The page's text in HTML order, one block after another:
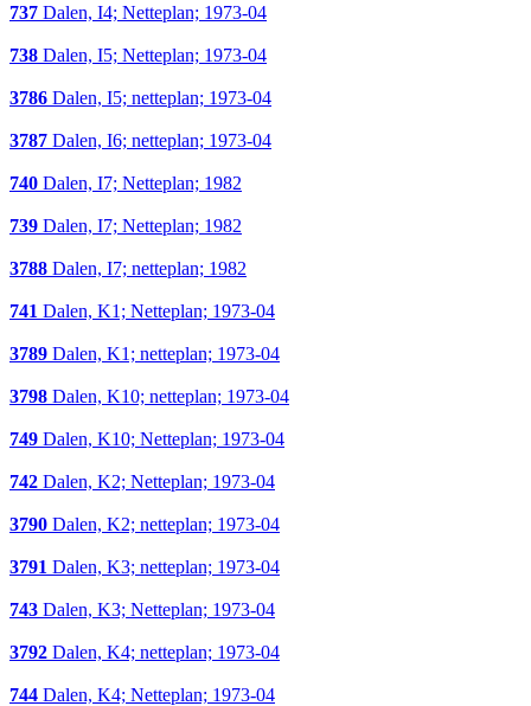
737 Dalen, I4; Netteplan; 1973-04
738 Dalen, I5; Netteplan; 1973-04
3786 Dalen, I5; netteplan; 1973-04
3787 Dalen, I6; netteplan; 1973-04
740 Dalen, I7; Netteplan; 1982
739 Dalen, I7; Netteplan; 1982
3788 Dalen, I7; netteplan; 1982
741 Dalen, K1; Netteplan; 1973-04
3789 Dalen, K1; netteplan; 1973-04
3798 Dalen, K10; netteplan; 1973-04
749 Dalen, K10; Netteplan; 1973-04
742 Dalen, K2; Netteplan; 1973-04
3790 Dalen, K2; netteplan; 1973-04
3791 Dalen, K3; netteplan; 1973-04
743 Dalen, K3; Netteplan; 1973-04
3792 Dalen, K4; netteplan; 1973-04
744 Dalen, K4; Netteplan; 1973-04